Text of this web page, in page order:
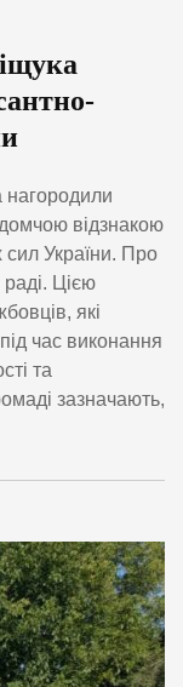
відзнакою
України. Про
раді. Цією
які
під час виконання
та
зазначають,